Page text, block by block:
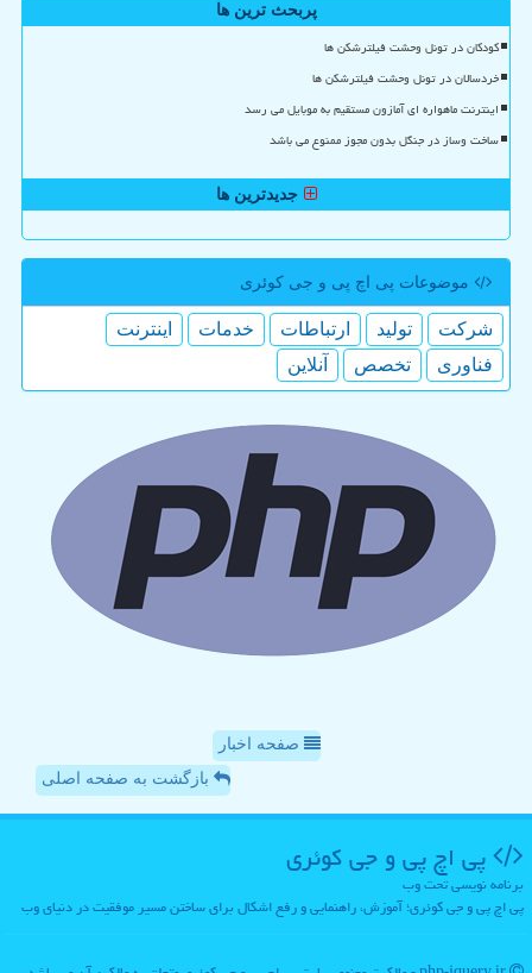
پربحث ترین ها
کودکان در تونل وحشت فیلترشکن ها
خردسالان در تونل وحشت فیلترشکن ها
اینترنت ماهواره ای آمازون مستقیم به موبایل می رسد
ساخت وساز در جنگل بدون مجوز ممنوع می باشد
جدیدترین ها
موضوعات پی اچ پی و جی كوئری
شركت تولید ارتباطات خدمات
اینترنت
فناوری
تخصص آنلاین
صفحه اخبار
بازگشت به صفحه اصلی
پی اچ پی و جی كوئری
برنامه نویسی تحت وب
پی اچ پی و جی کوئری؛ آموزش، راهنمایی و رفع اشکال برای ساختن مسیر موفقیت در دنیای وب